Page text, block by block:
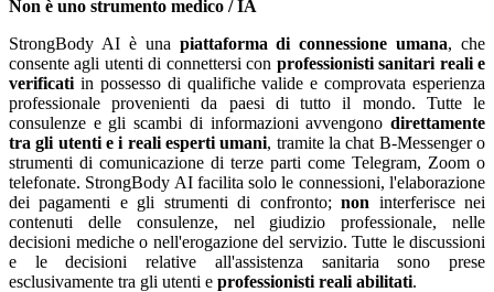
Non è uno strumento medico / IA
StrongBody AI è una piattaforma di connessione umana, che
consente agli utenti di connettersi con professionisti sanitari reali e
verificati in possesso di qualifiche valide e comprovata esperienza
professionale provenienti da paesi di tutto il mondo. Tutte le
consulenze e gli scambi di informazioni avvengono direttamente
tra gli utenti e i reali esperti umani, tramite la chat B-Messenger o
strumenti di comunicazione di terze parti come Telegram, Zoom o
telefonate. StrongBody AI facilita solo le connessioni, l'elaborazione
dei pagamenti e gli strumenti di confronto;non interferisce nei
contenuti delle consulenze, nel giudizio professionale, nelle
decisioni mediche o nell'erogazione del servizio. Tutte le discussioni
e le decisioni relative all'assistenza sanitaria sono prese
esclusivamente tra gli utenti e professionisti reali abilitati.